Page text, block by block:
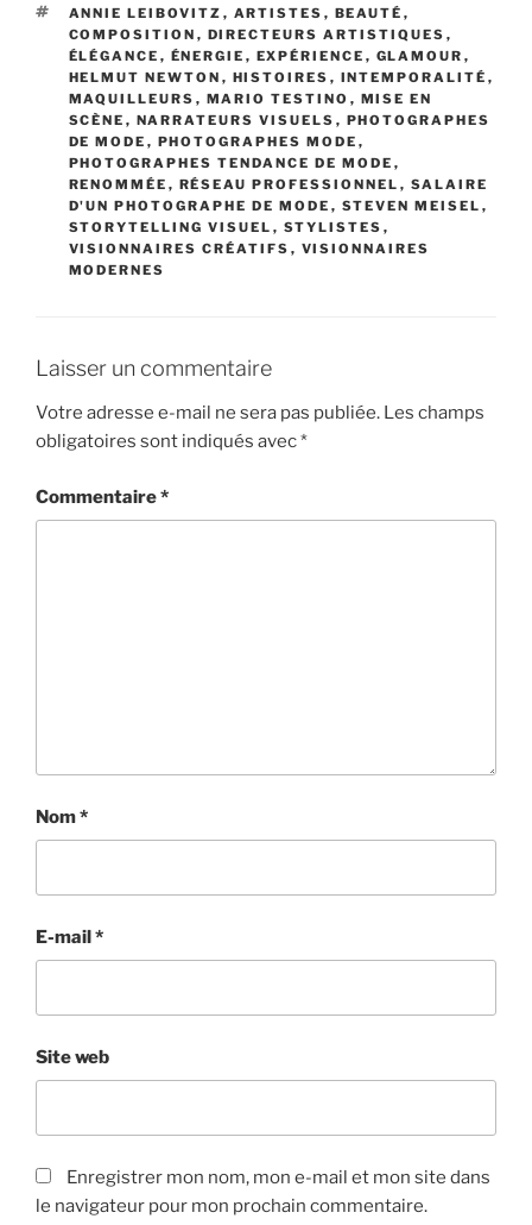
ÉTIQUETTES
ANNIE LEIBOVITZ , ARTISTES , BEAUTÉ ,
COMPOSITION , DIRECTEURS ARTISTIQUES ,
ÉLÉGANCE , ÉNERGIE , EXPÉRIENCE , GLAMOUR ,
HELMUT NEWTON , HISTOIRES , INTEMPORALITÉ ,
MAQUILLEURS , MARIO TESTINO , MISE EN
SCÈNE , NARRATEURS VISUELS , PHOTOGRAPHES
DE MODE , PHOTOGRAPHES MODE ,
PHOTOGRAPHES TENDANCE DE MODE ,
RENOMMÉE , RÉSEAU PROFESSIONNEL , SALAIRE
D'UN PHOTOGRAPHE DE MODE , STEVEN MEISEL ,
STORYTELLING VISUEL , STYLISTES ,
VISIONNAIRES CRÉATIFS , VISIONNAIRES
MODERNES
Laisser un commentaire
Votre adresse e-mail ne sera pas publiée. Les champs
obligatoires sont indiqués avec*
Commentaire*
Nom*
E-mail*
Site web
Enregistrer mon nom, mon e-mail et mon site dans
le navigateur pour mon prochain commentaire.